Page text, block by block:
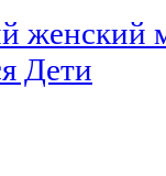
женский
Дети